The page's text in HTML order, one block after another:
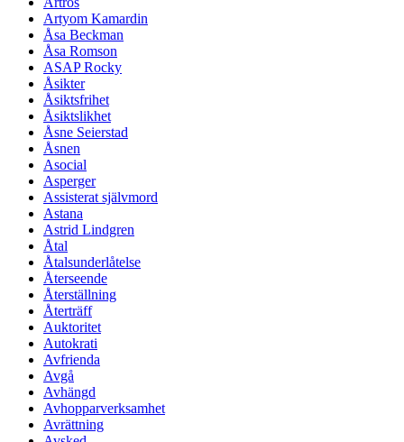
Artyom Kamardin
Åsa Beckman
Åsa Romson
ASAP Rocky
Åsikter
Åsiktsfrihet
Åsiktslikhet
Åsne Seierstad
Åsnen
Asocial
Asperger
Assisterat självmord
Astana
Astrid Lindgren
Åtal
Åtalsunderlåtelse
Återseende
Återställning
Återträff
Auktoritet
Autokrati
Avfrienda
Avgå
Avhängd
Avhopparverksamhet
Avrättning